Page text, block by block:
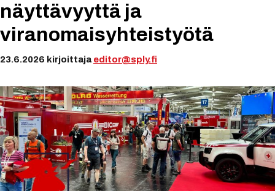
näyttävyyttä ja
viranomaisyhteistyötä
23.6.2026 kirjoittaja editor@sply.fi